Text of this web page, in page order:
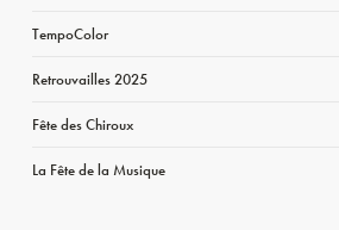
TempoColor
Retrouvailles 2025
Fête des Chiroux
La Fête de la Musique